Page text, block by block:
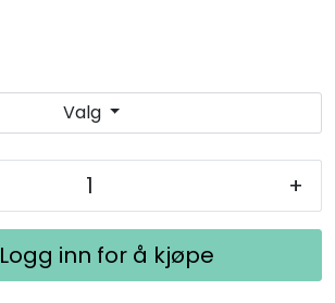
Valg
+
Logg inn for å kjøpe